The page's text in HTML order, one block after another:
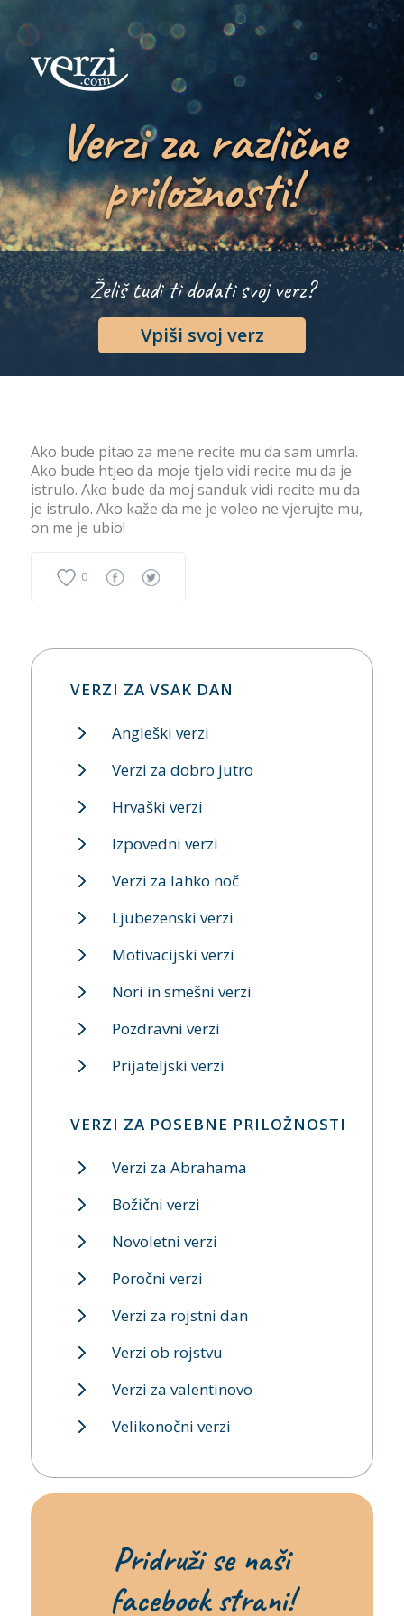
Verzi za različne
priložnosti!
Želiš tudi ti dodati svoj verz?
Vpiši svoj verz
Ako bude pitao za mene recite mu da sam umrla.
Ako bude htjeo da moje tjelo vidi recite mu da je
istrulo. Ako bude da moj sanduk vidi recite mu da
je istrulo. Ako kaže da me je voleo ne vjerujte mu,
on me je ubio!
0
VERZI ZA VSAK DAN
Angleški verzi
Verzi za dobro jutro
Hrvaški verzi
Izpovedni verzi
Verzi za lahko noč
Ljubezenski verzi
Motivacijski verzi
Nori in smešni verzi
Pozdravni verzi
Prijateljski verzi
VERZI ZA POSEBNE PRILOŽNOSTI
Verzi za Abrahama
Božični verzi
Novoletni verzi
Poročni verzi
Verzi za rojstni dan
Verzi ob rojstvu
Verzi za valentinovo
Velikonočni verzi
Pridruži se naši
facebook strani!